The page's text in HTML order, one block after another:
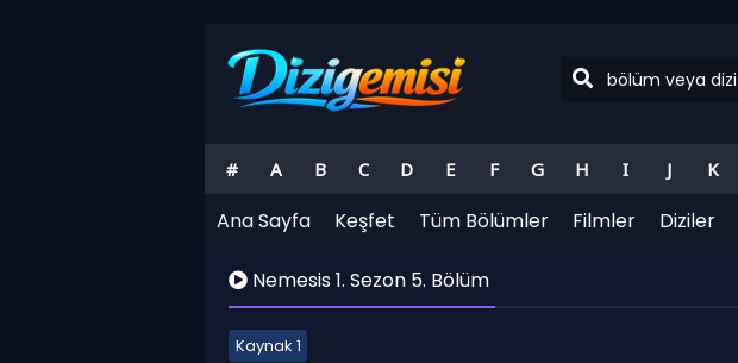
# A B C D E F G H I J K
Ana Sayfa Keşfet Tüm Bölümler Filmler Diziler
Nemesis 1. Sezon 5. Bölüm
Kaynak 1